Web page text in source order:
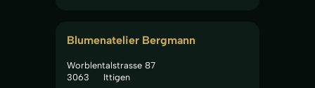
Blumenatelier Bergmann
Worblentalstrasse 87
3063
Ittigen